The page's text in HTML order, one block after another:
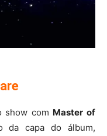
show com Master of
da capa do álbum,